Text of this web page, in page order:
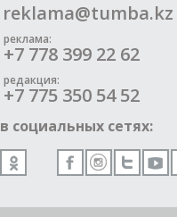
реклама:
+7 778 399 22 62
редакция:
+7 775 350 54 52
социальных сетях: